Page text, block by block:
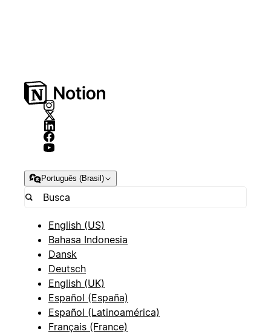
Português (Brasil)
English (US)
Bahasa Indonesia
Dansk
Deutsch
English (UK)
Español (España)
Español (Latinoamérica)
Français (France)